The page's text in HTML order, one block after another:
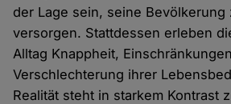
der Lage sein, seine Bevölkerung
versorgen. Stattdessen erleben
Alltag Knappheit,
Verschlechterung ihrer
Realität steht in starkem Kontrast